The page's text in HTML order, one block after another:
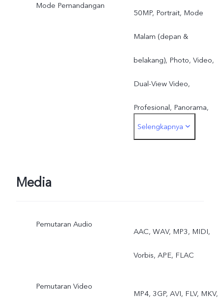
Mode Pemandangan
50MP, Portrait, Mode
Malam (depan &
belakang), Photo, Video,
Dual-View Video,
Profesional, Panorama,
Slow Motion, Time-lapse,
Selengkapnya
Media
Pemutaran Audio
AAC, WAV, MP3, MIDI,
Vorbis, APE, FLAC
Pemutaran Video
MP4, 3GP, AVI, FLV, MKV,